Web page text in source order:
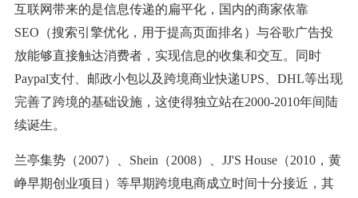
互联网带来的是信息传递的扁平化，国内的商家依靠
SEO（搜索引擎优化，用于提高页面排名）与谷歌广告投
放能够直接触达消费者，实现信息的收集和交互。同时
Paypal支付、邮政小包以及跨境商业快递UPS、DHL等出现
完善了跨境的基础设施，这使得独立站在2000-2010年间陆
续诞生。
兰亭集势（2007）、Shein（2008）、JJ'S House（2010，黄
峥早期创业项目）等早期跨境电商成立时间十分接近，其